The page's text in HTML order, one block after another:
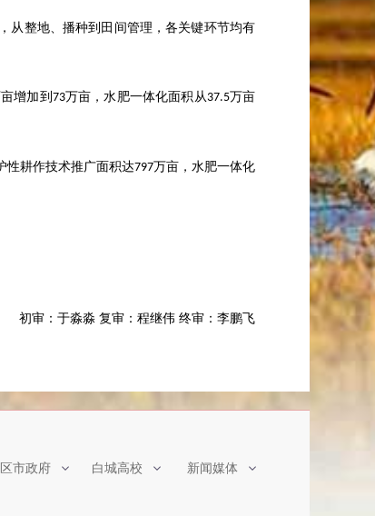
从整地、播种到田间管理，各关键环节均有
增加到 73万亩，水肥一体化面积从37.5万亩
性耕作技术推广面积达797万亩，水肥一体化
初审：于淼淼 复审：程继伟 终审 ： 李鹏飞
市政府 白城高校 新闻媒体